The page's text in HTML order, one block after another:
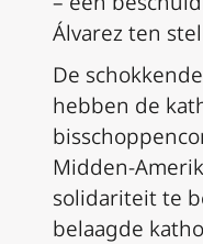
Álvarez ten
De
hebben de
Midden-
solidariteit te
belaagde